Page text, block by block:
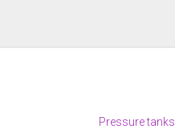
Pressure tanks